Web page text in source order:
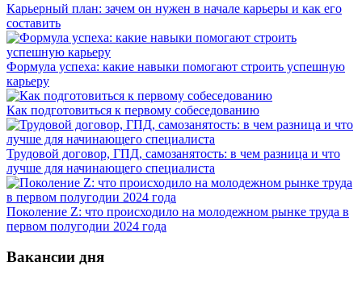
Карьерный план: зачем он нужен в начале карьеры и как его
составить
Формула успеха: какие навыки помогают строить успешную
карьеру
Как подготовиться к первому собеседованию
Трудовой договор, ГПД, самозанятость: в чем разница и что
лучше для начинающего специалиста
Поколение Z: что происходило на молодежном рынке труда в
первом полугодии 2024 года
Вакансии дня